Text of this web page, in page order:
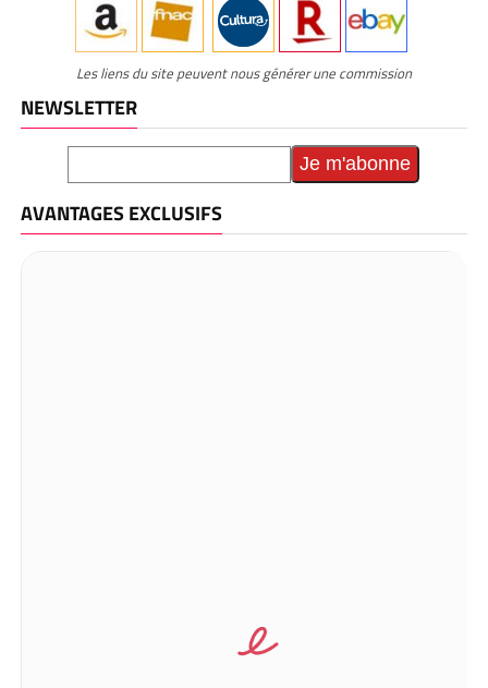
Les liens du site peuvent nous générer une commission
NEWSLETTER
AVANTAGES EXCLUSIFS